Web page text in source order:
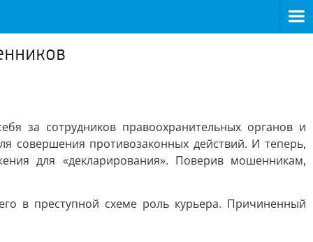
за сотрудников правоохранительных органов и
совершения противозаконных действий. И теперь,
для «декларирования». Поверив мошенникам,
в преступной схеме роль курьера. Причиненный